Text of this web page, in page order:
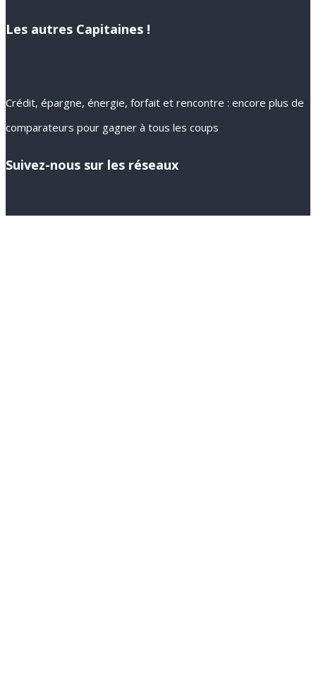
Les autres Capitaines !
Crédit, épargne, énergie, forfait et rencontre : encore plus de
comparateurs pour gagner à tous les coups
Suivez-nous sur les réseaux